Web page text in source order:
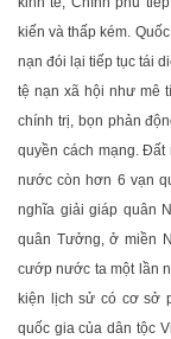
kiến và thấp kém.
nạn đói lại tiếp tục tái
tệ nạn xã hội như mê
chính trị, bọn phản
quyền cách mạng. Đất
nước còn hơn 6 vạn
nghĩa giải giáp quân
quân Tưởng, ở miền
cướp nước ta một lần
kiện lịch sử có cơ sở
quốc gia của dân tộc